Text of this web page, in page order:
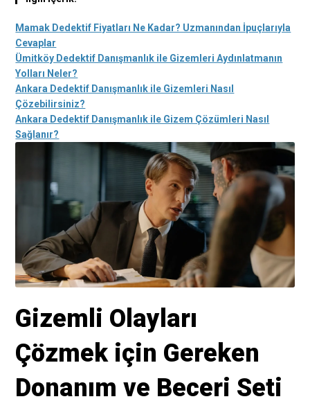
Mamak Dedektif Fiyatları Ne Kadar? Uzmanından İpuçlarıyla
Cevaplar
Ümitköy Dedektif Danışmanlık ile Gizemleri Aydınlatmanın
Yolları Neler?
Ankara Dedektif Danışmanlık ile Gizemleri Nasıl
Çözebilirsiniz?
Ankara Dedektif Danışmanlık ile Gizem Çözümleri Nasıl
Sağlanır?
Gizemli Olayları
Çözmek için Gereken
Donanım ve Beceri Seti